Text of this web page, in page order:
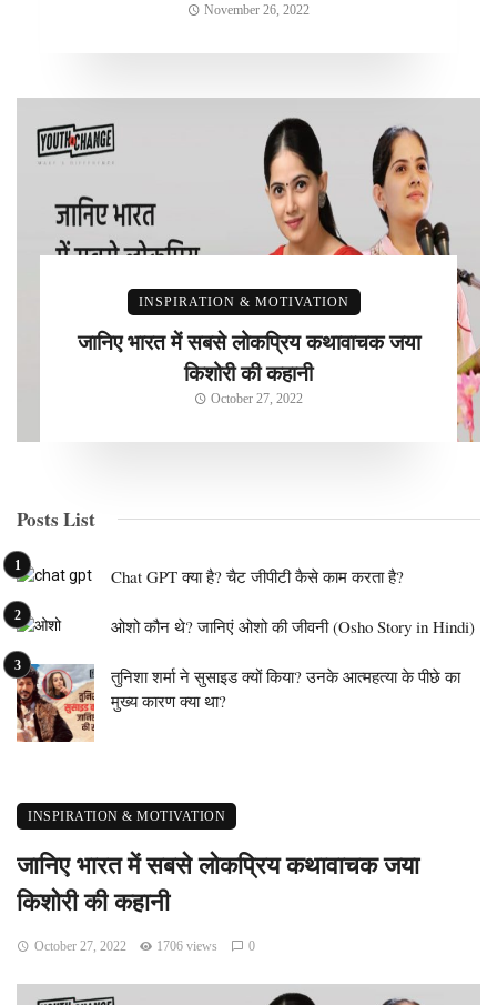
November 26, 2022
INSPIRATION & MOTIVATION
जानिए भारत में सबसे लोकप्रिय कथावाचक जया
किशोरी की कहानी
October 27, 2022
Posts List
Chat GPT क्या है? चैट जीपीटी कैसे काम करता है?
ओशो कौन थे? जानिएं ओशो की जीवनी (Osho Story in Hindi)
तुनिशा शर्मा ने सुसाइड क्यों किया? उनके आत्महत्या के पीछे का
मुख्य कारण क्या था?
INSPIRATION & MOTIVATION
जानिए भारत में सबसे लोकप्रिय कथावाचक जया
किशोरी की कहानी
October 27, 2022 1706 views 0